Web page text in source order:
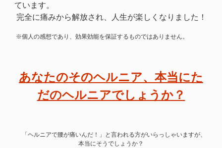
ています。
完全に痛みから解放され、人生が楽しくなりました！
※個人の感想であり、効果効能を保証するものではありません。
あなたのそのヘルニア、本当にた
だのヘルニアでしょうか？
「ヘルニアで腰が痛いんだ！」と言われる方がいらっしゃいますが、
本当にそうでしょうか？